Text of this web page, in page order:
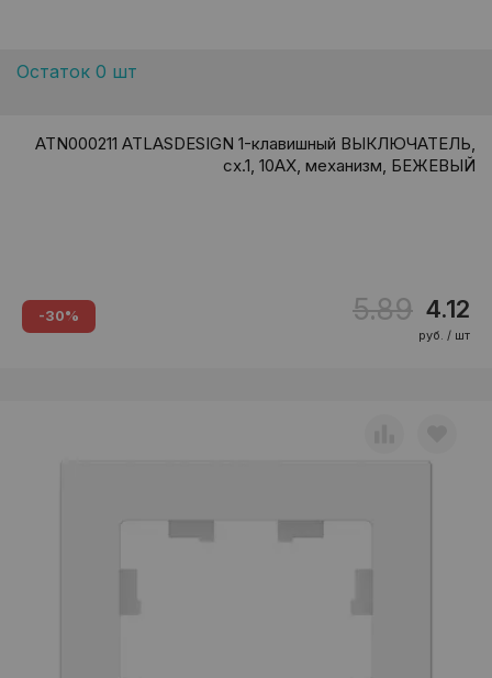
Остаток 0 шт
ATN000211 ATLASDESIGN 1-клавишный ВЫКЛЮЧАТЕЛЬ,
сх.1, 10АХ, механизм, БЕЖЕВЫЙ
-30% 5.89 4.12
руб. / шт